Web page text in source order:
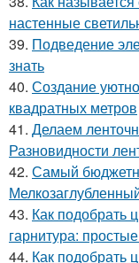
настенные
39. Подведение
знать
40. Создание
квадратных метров
41. Делаем
Разновидности
42. Самый
43. Как подобрать
гарнитура:
44. Как подобрать